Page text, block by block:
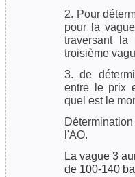
2. Pour
pour la
traversant
troisième
3. de
entre le prix
quel est le
l'AO.
La vague 3
de 100-140